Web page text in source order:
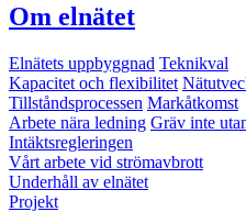
Om elnätet
Elnätets uppbyggnad Teknikval
Kapacitet och flexibilitet
Tillståndsprocessen Markåtkomst
Arbete nära ledning Gräv inte
Intäktsregleringen
Vårt arbete vid strömavbrott
Underhåll av elnätet
Projekt